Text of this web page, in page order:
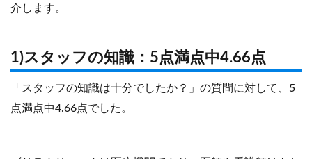
介します。
1)スタッフの知識：5点満点中4.66点
「スタッフの知識は十分でしたか？」の質問に対して、5
点満点中4.66点でした。